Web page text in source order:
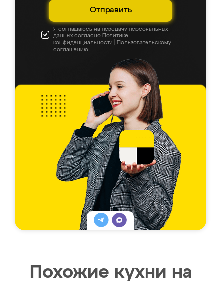
Отправить
Я соглашаюсь на передачу персональных
данных согласно Политике
конфиденциальности
Пользовательскому
соглашению
Похожие кухни на